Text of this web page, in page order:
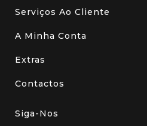
Serviços Ao Cliente
A Minha Conta
Extras
Contactos
Siga-Nos